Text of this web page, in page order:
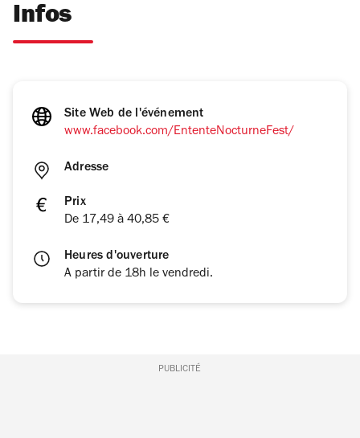
Infos
Site Web de l'événement
www.facebook.com/EntenteNocturneFest/
Adresse
Prix
De 17,49 à 40,85 €
Heures d'ouverture
A partir de 18h le vendredi.
PUBLICITÉ